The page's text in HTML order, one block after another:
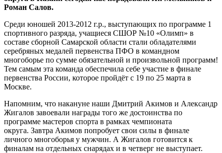
Роман Салов.
Среди юношей 2013-2012 г.р., выступающих по программе 1
спортивного разряда, учащиеся СШОР №10 «Олимп» в
составе сборной Самарской области стали обладателями
серебряных медалей первенства ПФО в командном
многоборье по сумме обязательной и произвольной программ!
Тем самым эта команда обеспечила себе участие в финале
первенства России, которое пройдёт с 19 по 25 марта в
Москве.
Напомним, что накануне наши Дмитрий Акимов и Александр
Жигалов завоевали награды того же достоинства по
программе мастеров спорта в рамках чемпионата
округа. Завтра Акимов попробует свои силы в финале
личного многоборья у мужчин. А Жигалов готовится к
финалам на отдельных снарядах и в четверг не выступает.